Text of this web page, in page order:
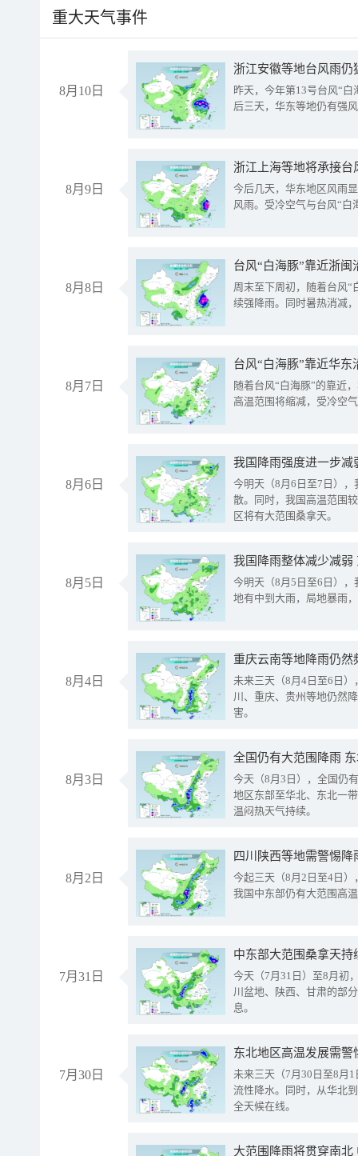
重大天气事件
8月10日
浙江安徽等地台风雨
昨天，今年第13号台风“
后三天，华东等地仍有强
8月9日
浙江上海等地将承接台
今后几天，华东地区风雨
风雨。受冷空气与台风“白
8月8日
台风“白海豚”靠近浙
周末至下周初，随着台风“
续强降雨。同时暑热消减
8月7日
台风“白海豚”靠近华
随着台风“白海豚”的靠近
高温范围将缩减，受冷空
8月6日
今明天（8月6日至7日）
散。同时，我国高温范围
区将有大范围桑拿天。
8月5日
我国降雨整体减少减弱
今明天（8月5日至6日）
地有中到大雨，局地暴雨
8月4日
重庆云南等地降雨仍然
未来三天（8月4日至6日
川、重庆、贵州等地仍然
害。
8月3日
全国仍有大范围降雨
今天（8月3日），全国仍
地区东部至华北、东北一
温闷热天气持续。
8月2日
今起三天（8月2日至4日
我国中东部仍有大范围高
7月31日
中东部大范围桑拿天
今天（7月31日）至8月初
川盆地、陕西、甘肃的部
息。
7月30日
东北地区高温发展需
未来三天（7月30日至8月
流性降水。同时，从华北
全天候在线。
大范围降雨将贯穿南